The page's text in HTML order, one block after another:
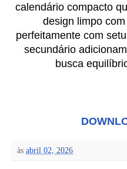
calendário compacto
design limpo
perfeitamente com
secundário
busca
às abril 02, 2026